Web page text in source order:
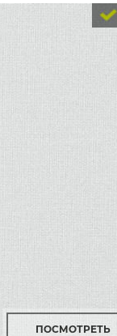
ПОСМОТРЕТЬ